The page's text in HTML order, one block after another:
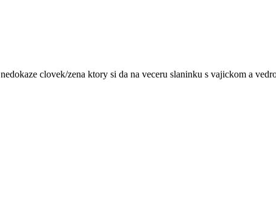
clovek/zena ktory si da na veceru slaninku s vajickom a